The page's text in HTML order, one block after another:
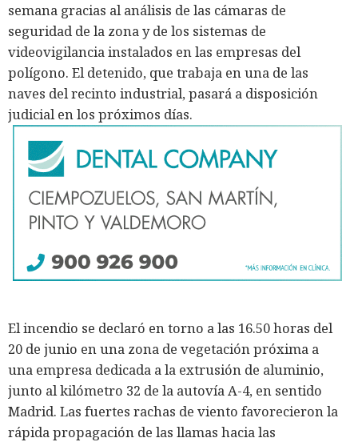
semana gracias al análisis de las cámaras de
seguridad de la zona y de los sistemas de
videovigilancia instalados en las empresas del
polígono. El detenido, que trabaja en una de las
naves del recinto industrial, pasará a disposición
judicial en los próximos días.
El incendio se declaró en torno a las 16.50 horas del
20 de junio en una zona de vegetación próxima a
una empresa dedicada a la extrusión de aluminio,
junto al kilómetro 32 de la autovía A-4, en sentido
Madrid. Las fuertes rachas de viento favorecieron la
rápida propagación de las llamas hacia las